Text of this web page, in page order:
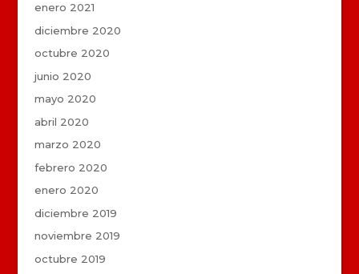
enero 2021
diciembre 2020
octubre 2020
junio 2020
mayo 2020
abril 2020
marzo 2020
febrero 2020
enero 2020
diciembre 2019
noviembre 2019
octubre 2019